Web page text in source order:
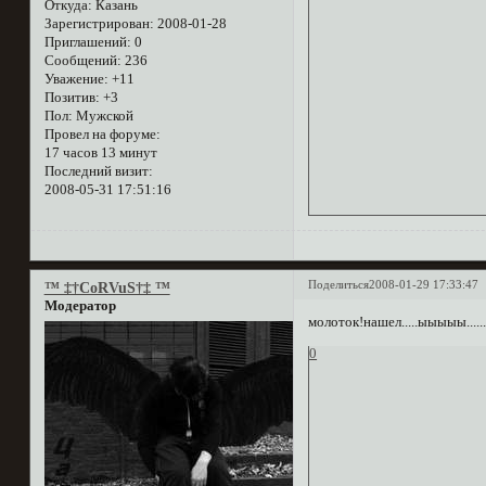
Откуда: Казань
Зарегистрирован: 2008-01-28
Приглашений: 0
Сообщений: 236
Уважение: +11
Позитив: +3
Пол: Мужской
Провел на форуме:
17 часов 13 минут
Последний визит:
2008-05-31 17:51:16
Поделиться2008-01-29 17:33:47
™ ‡†CoRVuS†‡ ™
Модератор
0